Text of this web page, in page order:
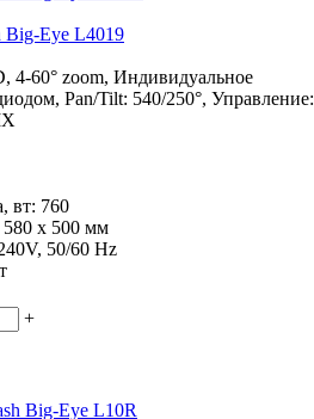
Big-Eye L4019
4-60° zoom, Индивидуальное
Pan/Tilt: 540/250°, Управление:
вт: 760
580 х 500 мм
50/60 Hz
+